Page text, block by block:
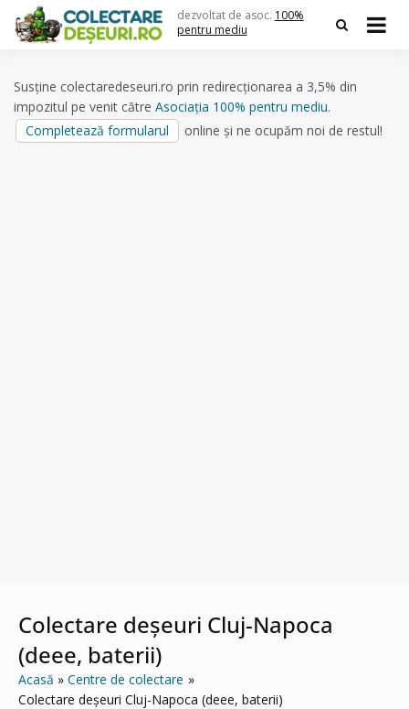
content
dezvoltat de asoc. 100%
pentru mediu
Susține colectaredeseuri.ro prin redirecționarea a 3,5% din
impozitul pe venit către Asociația 100% pentru mediu.
Completează formularul
online și ne ocupăm noi de restul!
Colectare deșeuri Cluj-Napoca
(deee, baterii)
Acasă
Centre de colectare
Colectare deșeuri Cluj-Napoca (deee, baterii)